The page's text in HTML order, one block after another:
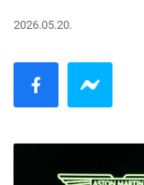
2026.05.20.